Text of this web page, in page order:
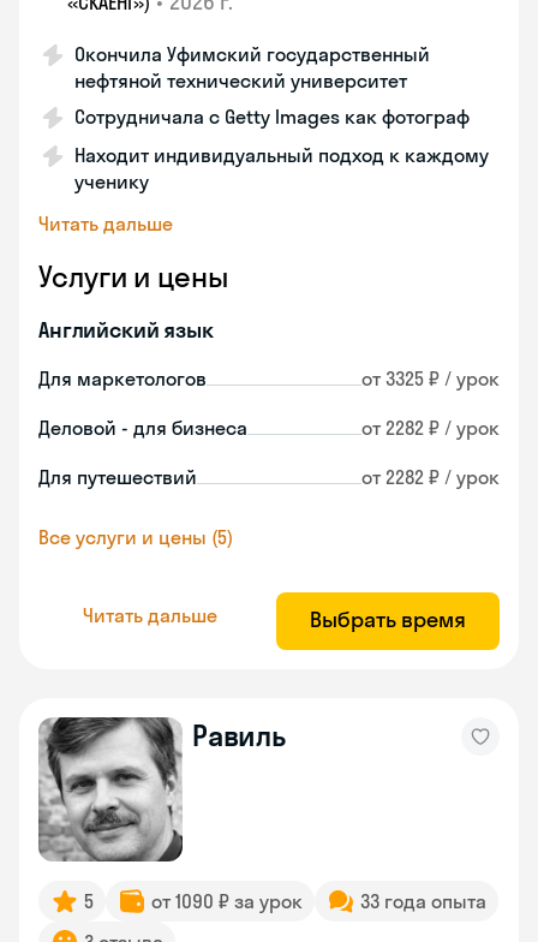
Окончила Уфимский государственный
нефтяной технический университет
Сотрудничала с Getty Images как фотограф
Находит индивидуальный подход к каждому
ученику
Читать дальше
Услуги и цены
Английский язык
Для маркетологов от 3325 ₽ / урок
Деловой - для бизнеса от 2282 ₽ / урок
Для путешествий от 2282 ₽ / урок
Все услуги и цены (5)
Читать дальше Выбрать время
Равиль
5 от 1090 ₽ за урок
33 года опыта